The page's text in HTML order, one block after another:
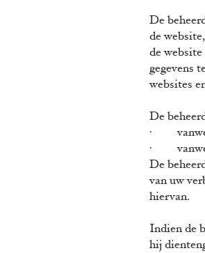
De
de
de
gegevens
websites
De
·
·
De
van uw
hiervan.
Indien de
hij